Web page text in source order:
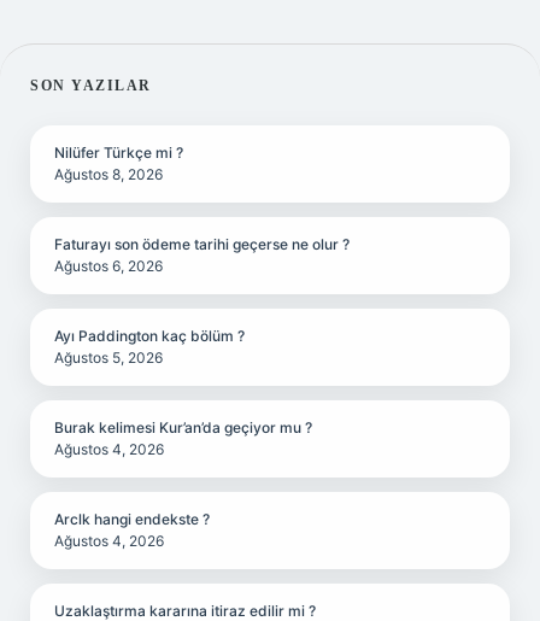
SIDEBAR
SON YAZILAR
Nilüfer Türkçe mi ?
Ağustos 8, 2026
Faturayı son ödeme tarihi geçerse ne olur ?
Ağustos 6, 2026
Ayı Paddington kaç bölüm ?
Ağustos 5, 2026
Burak kelimesi Kur’an’da geçiyor mu ?
Ağustos 4, 2026
Arclk hangi endekste ?
Ağustos 4, 2026
Uzaklaştırma kararına itiraz edilir mi ?